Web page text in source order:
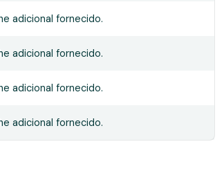
adicional fornecido.
adicional fornecido.
adicional fornecido.
adicional fornecido.